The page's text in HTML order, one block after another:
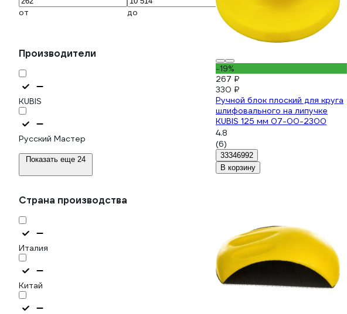
от до
Производители
KUBIS
Русский Мастер
Показать еще 24
Страна производства
Италия
Китай
-19%
267 ₽
330 ₽
Ручной блок плоский для круга
шлифовального на липучке
KUBIS 125 мм 07-00-2300
4.8
(6)
33346992
В корзину